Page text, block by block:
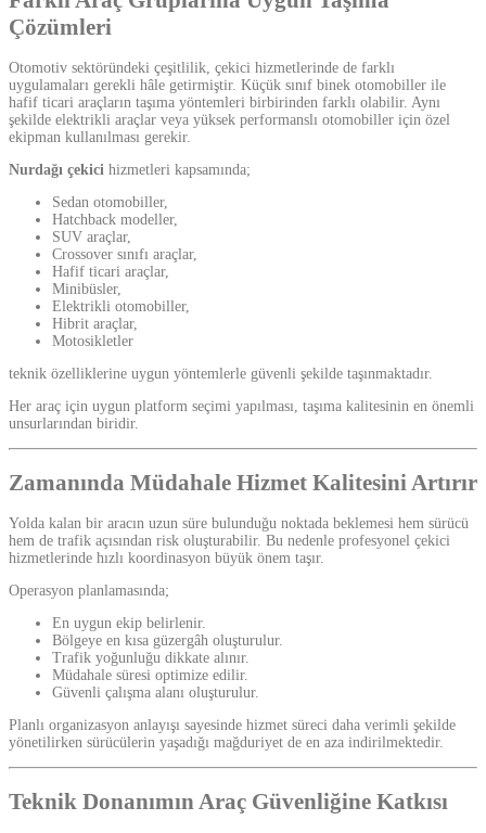
Çözümleri
Otomotiv sektöründeki çeşitlilik, çekici hizmetlerinde de farklı
uygulamaları gerekli hâle getirmiştir. Küçük sınıf binek otomobiller ile
hafif ticari araçların taşıma yöntemleri birbirinden farklı olabilir. Aynı
şekilde elektrikli araçlar veya yüksek performanslı otomobiller için özel
ekipman kullanılması gerekir.
Nurdağı çekici hizmetleri kapsamında;
Sedan otomobiller,
Hatchback modeller,
SUV araçlar,
Crossover sınıfı araçlar,
Hafif ticari araçlar,
Minibüsler,
Elektrikli otomobiller,
Hibrit araçlar,
Motosikletler
teknik özelliklerine uygun yöntemlerle güvenli şekilde taşınmaktadır.
Her araç için uygun platform seçimi yapılması, taşıma kalitesinin en önemli
unsurlarından biridir.
Zamanında Müdahale Hizmet Kalitesini Artırır
Yolda kalan bir aracın uzun süre bulunduğu noktada beklemesi hem sürücü
hem de trafik açısından risk oluşturabilir. Bu nedenle profesyonel çekici
hizmetlerinde hızlı koordinasyon büyük önem taşır.
Operasyon planlamasında;
En uygun ekip belirlenir.
Bölgeye en kısa güzergâh oluşturulur.
Trafik yoğunluğu dikkate alınır.
Müdahale süresi optimize edilir.
Güvenli çalışma alanı oluşturulur.
Planlı organizasyon anlayışı sayesinde hizmet süreci daha verimli şekilde
yönetilirken sürücülerin yaşadığı mağduriyet de en aza indirilmektedir.
Teknik Donanımın Araç Güvenliğine Katkısı